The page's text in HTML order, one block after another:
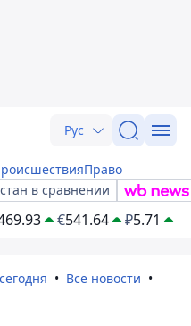
Рус
Право
в сравнении
€541.64 ₽5.71
Все новости